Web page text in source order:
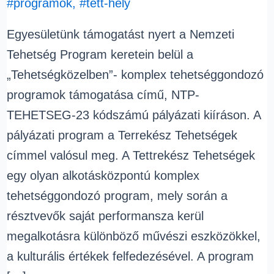
#programok, #tett-hely
Egyesületünk támogatást nyert a Nemzeti
Tehetség Program keretein belül a
„Tehetségközelben”- komplex tehetséggondozó
programok támogatása című, NTP-
TEHETSEG-23 kódszámú pályázati kiíráson. A
pályázati program a Terrekész Tehetségek
címmel valósul meg. A Tettrekész Tehetségek
egy olyan alkotásközpontú komplex
tehetséggondozó program, mely során a
résztvevők saját performansza kerül
megalkotásra különböző művészi eszközökkel,
a kulturális értékek felfedezésével. A program